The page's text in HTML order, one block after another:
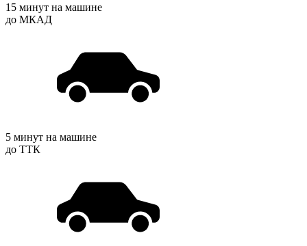
15 минут на машине
до МКАД
5 минут на машине
до ТТК